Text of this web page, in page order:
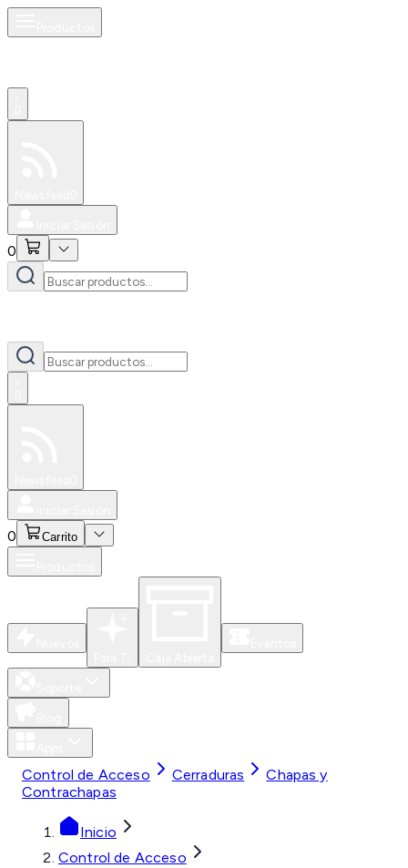
0
0 Carrito
Control de Acceso Cerraduras
Chapas y
Contrachapas
Inicio
Control de Acceso